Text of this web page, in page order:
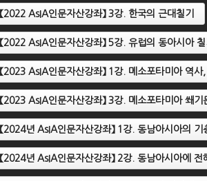
【2022 AsIA인문자산강좌】 3강. 한국의 근대칠기
【2022 AsIA인문자산강좌】 5강. 유럽의 동아시아 칠
【2023 AsIA인문자산강좌】 1강. 메소포타미아 역사
【2023 AsIA인문자산강좌】 3강. 메소포타미아 쐐
【2024년 AsIA인문자산강좌】 1강. 동남아시아의 기
【2024년 AsIA인문자산강좌】 2강. 동남아시아에 전